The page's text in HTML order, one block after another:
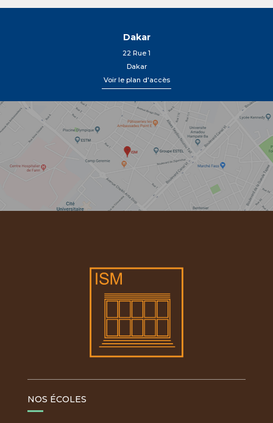
Dakar
22 Rue 1
Dakar
Voir le plan d'accès
NOS ÉCOLES